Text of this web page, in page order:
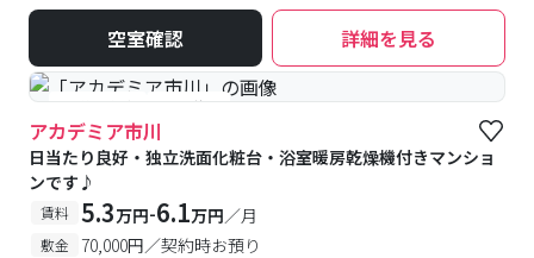
空室確認 詳細を見る
#予約受付中 #空室待ち
アカデミア市川
日当たり良好・独立洗面化粧台・浴室暖房乾燥機付きマンショ
ンです♪
賃料 5.3万円-6.1万円／月
敷金 70,000円／契約時お預り